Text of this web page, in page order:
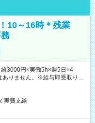
10～16時＊残業
3000円×実働5h×週5日×4
りません。※給与即受取りサ
実費支給